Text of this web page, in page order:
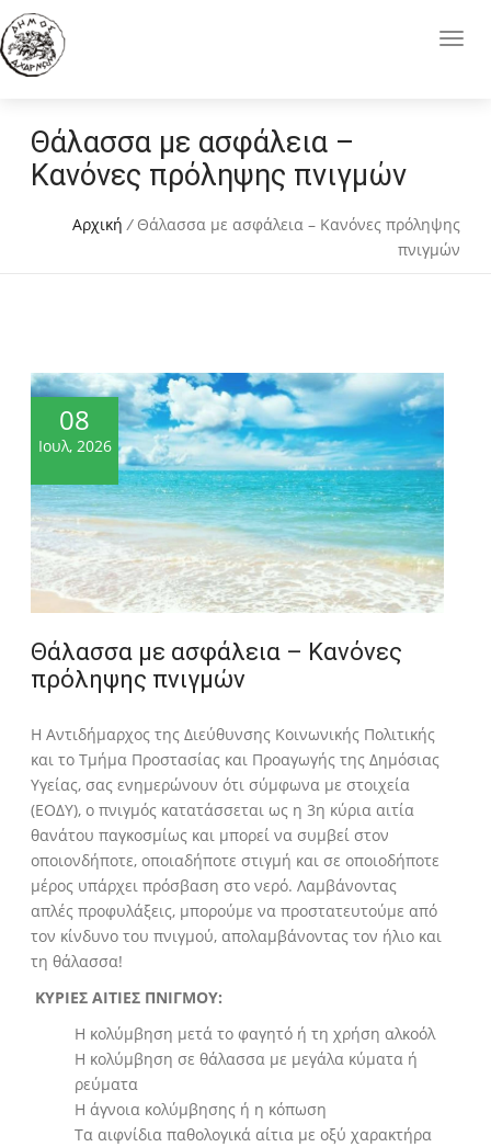
Θάλασσα με ασφάλεια –
Κανόνες πρόληψης πνιγμών
Αρχική / Θάλασσα με ασφάλεια – Κανόνες πρόληψης
πνιγμών
08
Ιουλ, 2026
Θάλασσα με ασφάλεια – Κανόνες
πρόληψης πνιγμών
Η Αντιδήμαρχος της Διεύθυνσης Κοινωνικής Πολιτικής
και το Τμήμα Προστασίας και Προαγωγής της Δημόσιας
Υγείας, σας ενημερώνουν ότι σύμφωνα με στοιχεία
(ΕΟΔΥ), ο πνιγμός κατατάσσεται ως η 3η κύρια αιτία
θανάτου παγκοσμίως και μπορεί να συμβεί στον
οποιονδήποτε, οποιαδήποτε στιγμή και σε οποιοδήποτε
μέρος υπάρχει πρόσβαση στο νερό. Λαμβάνοντας
απλές προφυλάξεις, μπορούμε να προστατευτούμε από
τον κίνδυνο του πνιγμού, απολαμβάνοντας τον ήλιο και
τη θάλασσα!
ΚΥΡΙΕΣ ΑΙΤΙΕΣ ΠΝΙΓΜΟΥ:
Η κολύμβηση μετά το φαγητό ή τη χρήση αλκοόλ
Η κολύμβηση σε θάλασσα με μεγάλα κύματα ή
ρεύματα
Η άγνοια κολύμβησης ή η κόπωση
Τα αιφνίδια παθολογικά αίτια με οξύ χαρακτήρα